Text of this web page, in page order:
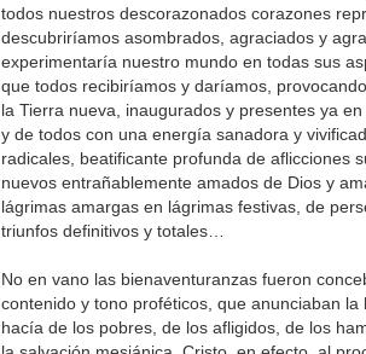
todos nuestros descorazonados corazones
descubriríamos asombrados, agraciados y
experimentaría nuestro mundo en todas sus
que todos recibiríamos y daríamos,
la Tierra nueva, inaugurados y presentes ya
y de todos con una energía sanadora y
radicales, beatificante profunda de aflicciones
nuevos entrañablemente amados de Dios y
lágrimas amargas en lágrimas festivas, de
triunfos definitivos y totales…
No en vano las bienaventuranzas fueron
contenido y tono proféticos, que anunciaban
hacía de los pobres, de los afligidos, de los